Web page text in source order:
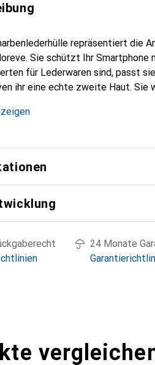
repräsentiert die
Sie schützt Ihr
für Lederwaren sind, passt
ihr eine echte zweite Haut. Sie
anspruchsvolle Kundschaft.
24 Monate